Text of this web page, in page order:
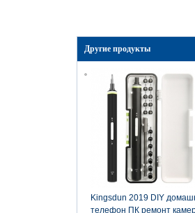
Другие продукты
Kingsdun 2019 DIY
телефон ПК ремонт